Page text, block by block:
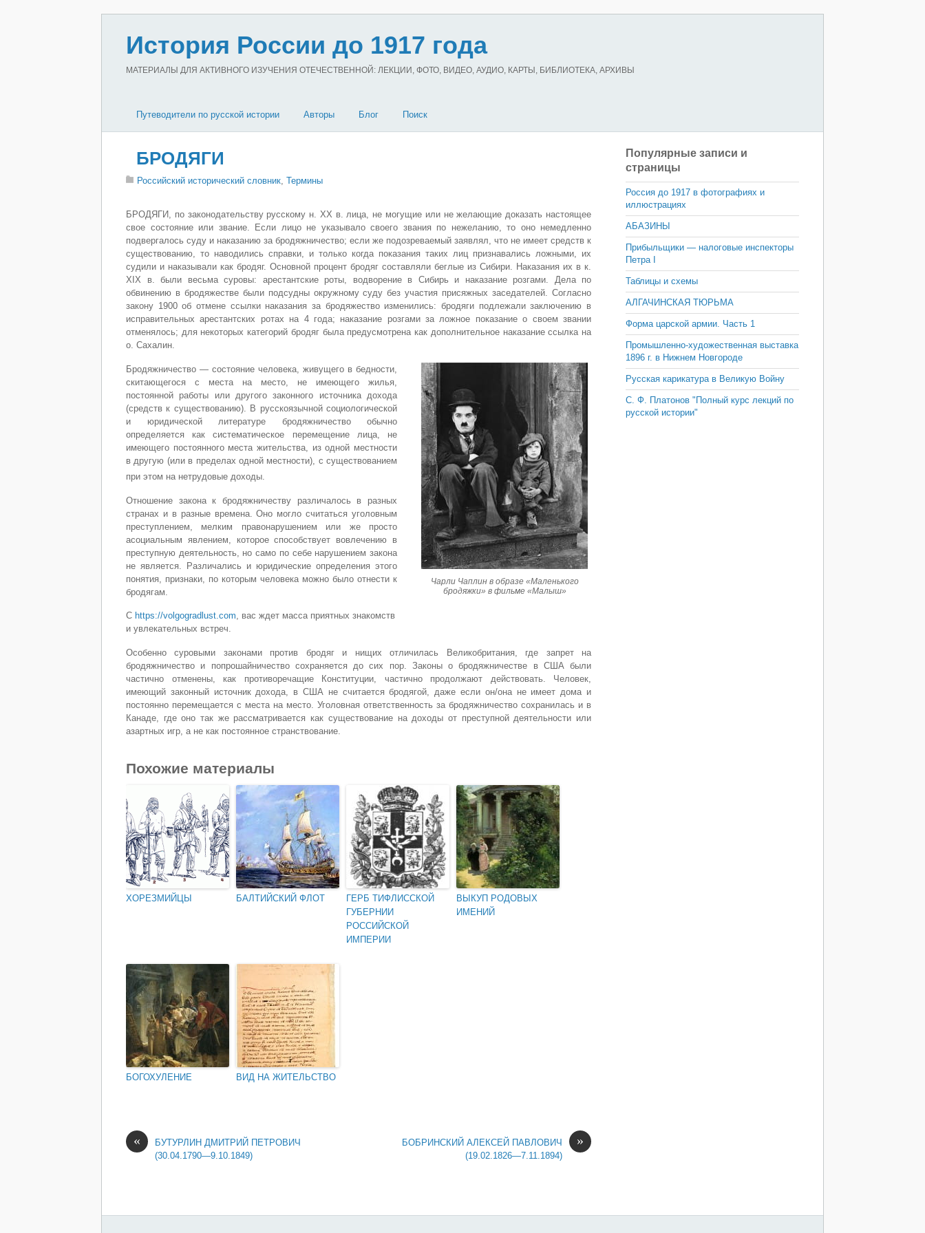
История России до 1917 года
МАТЕРИАЛЫ ДЛЯ АКТИВНОГО ИЗУЧЕНИЯ ОТЕЧЕСТВЕННОЙ: ЛЕКЦИИ, ФОТО, ВИДЕО, АУДИО, КАРТЫ, БИБЛИОТЕКА, АРХИВЫ
Путеводители по русской истории Авторы Блог Поиск
БРОДЯГИ
Российский исторический словник, Термины
БРОДЯГИ, по законодательству русскому н. XX в. лица, не могущие или не желающие доказать настоящее
свое состояние или звание. Если лицо не указывало своего звания по нежеланию, то оно немедленно
подвергалось суду и наказанию за бродяжничество; если же подозреваемый заявлял, что не имеет средств к
существованию, то наводились справки, и только когда показания таких лиц признавались ложными, их
судили и наказывали как бродяг. Основной процент бродяг составляли беглые из Сибири. Наказания их в к.
XIX в. были весьма суровы: арестантские роты, водворение в Сибирь и наказание розгами. Дела по
обвинению в бродяжестве были подсудны окружному суду без участия присяжных заседателей. Согласно
закону 1900 об отмене ссылки наказания за бродяжество изменились: бродяги подлежали заключению в
исправительных арестантских ротах на 4 года; наказание розгами за ложное показание о своем звании
отменялось; для некоторых категорий бродяг была предусмотрена как дополнительное наказание ссылка на
о. Сахалин.
Чарли Чаплин в образе «Маленького
бродяжки» в фильме «Малыш»
Бродяжничество — состояние человека, живущего в бедности,
скитающегося с места на место, не имеющего жилья,
постоянной работы или другого законного источника дохода
(средств к существованию). В русскоязычной социологической
и юридической литературе бродяжничество обычно
определяется как систематическое перемещение лица, не
имеющего постоянного места жительства, из одной местности
в другую (или в пределах одной местности), с существованием
при этом на нетрудовые доходы.
Отношение закона к бродяжничеству различалось в разных
странах и в разные времена. Оно могло считаться уголовным
преступлением, мелким правонарушением или же просто
асоциальным явлением, которое способствует вовлечению в
преступную деятельность, но само по себе нарушением закона
не является. Различались и юридические определения этого
понятия, признаки, по которым человека можно было отнести к
бродягам.
С https://volgogradlust.com, вас ждет масса приятных знакомств
и увлекательных встреч.
Особенно суровыми законами против бродяг и нищих отличилась Великобритания, где запрет на
бродяжничество и попрошайничество сохраняется до сих пор. Законы о бродяжничестве в США были
частично отменены, как противоречащие Конституции, частично продолжают действовать. Человек,
имеющий законный источник дохода, в США не считается бродягой, даже если он/она не имеет дома и
постоянно перемещается с места на место. Уголовная ответственность за бродяжничество сохранилась и в
Канаде, где оно так же рассматривается как существование на доходы от преступной деятельности или
азартных игр, а не как постоянное странствование.
Похожие материалы
ХОРЕЗМИЙЦЫ БАЛТИЙСКИЙ ФЛОТ
ГЕРБ ТИФЛИССКОЙ
ГУБЕРНИИ
РОССИЙСКОЙ
ИМПЕРИИ
ВЫКУП РОДОВЫХ
ИМЕНИЙ
БОГОХУЛЕНИЕ ВИД НА ЖИТЕЛЬСТВО
«
БУТУРЛИН ДМИТРИЙ ПЕТРОВИЧ
(30.04.1790—9.10.1849)
»
БОБРИНСКИЙ АЛЕКСЕЙ ПАВЛОВИЧ
(19.02.1826—7.11.1894)
Популярные записи и
страницы
Россия до 1917 в фотографиях и
иллюстрациях
АБАЗИНЫ
Прибыльщики — налоговые инспекторы
Петра I
Таблицы и схемы
АЛГАЧИНСКАЯ ТЮРЬМА
Форма царской армии. Часть 1
Промышленно-художественная выставка
1896 г. в Нижнем Новгороде
Русская карикатура в Великую Войну
С. Ф. Платонов "Полный курс лекций по
русской истории"